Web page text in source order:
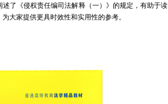
了《侵权责任编司法解释（一）》的规定，有助于读
大家提供更具时效性和实用性的参考。